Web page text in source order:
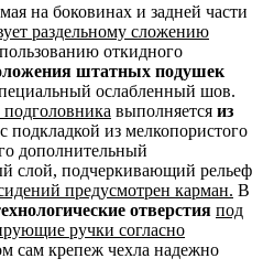
на боковинах и задней части
раздельному сложению
откидного
штатных подушек
ослабленный шов.
подголовника выполняется из
с подкладкой из мелкопористого
дополнительный
слой, подчеркивающий рельеф
предусмотрен карман. В
отверстия под
ручки согласно
сам крепеж чехла надежно